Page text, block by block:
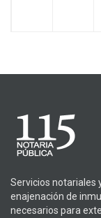
Servicios notariales
enajenación de
necesarios para